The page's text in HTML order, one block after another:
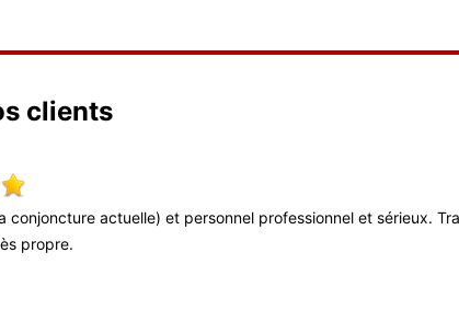
clients
actuelle) et personnel professionnel et sérieux.
propre.